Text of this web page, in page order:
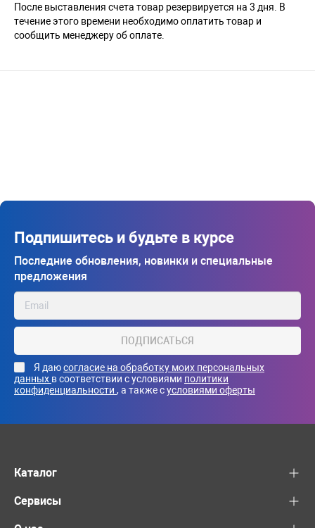
После выставления счета товар резервируется на 3 дня. В
течение этого времени необходимо оплатить товар и
сообщить менеджеру об оплате.
Подпишитесь и будьте в курсе
Последние обновления, новинки и специальные
предложения
ПОДПИСАТЬСЯ
Я даюсогласие на обработку моих персональных
данных в соответствии с условиями политики
конфиденциальности , а также сусловиями оферты
Каталог
Сервисы